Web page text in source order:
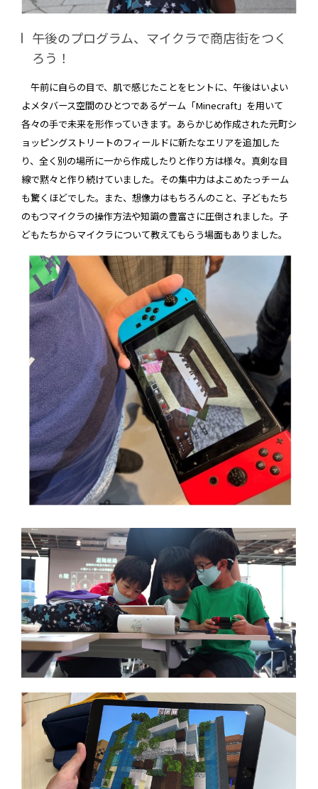
午後のプログラム、マイクラで商店街をつく
ろう！
午前に自らの目で、肌で感じたことをヒントに、午後はいよい
よメタバース空間のひとつであるゲーム「Minecraft」を用いて
各々の手で未来を形作っていきます。あらかじめ作成された元町シ
ョッピングストリートのフィールドに新たなエリアを追加した
り、全く別の場所に一から作成したりと作り方は様々。真剣な目
線で黙々と作り続けていました。その集中力はよこめたっチーム
も驚くほどでした。また、想像力はもちろんのこと、子どもたち
のもつマイクラの操作方法や知識の豊富さに圧倒されました。子
どもたちからマイクラについて教えてもらう場面もありました。